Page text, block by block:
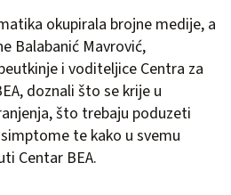
okupirala brojne medije, a
Balabanić Mavrović,
i voditeljice Centra za
doznali što se krije u
što trebaju poduzeti
te kako u svemu
Centar BEA.